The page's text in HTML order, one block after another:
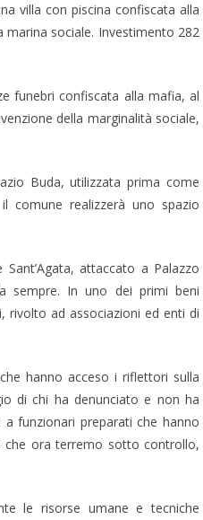
villa con piscina confiscata alla
sociale. Investimento 282
funebri confiscata alla mafia, al
della marginalità sociale,
Buda, utilizzata prima come
comune realizzerà uno spazio
attaccato a Palazzo
sempre. In uno dei primi beni
rivolto ad associazioni ed enti di
hanno acceso i riflettori sulla
di chi ha denunciato e non ha
funzionari preparati che hanno
che ora terremo sotto controllo,
le risorse umane e tecniche